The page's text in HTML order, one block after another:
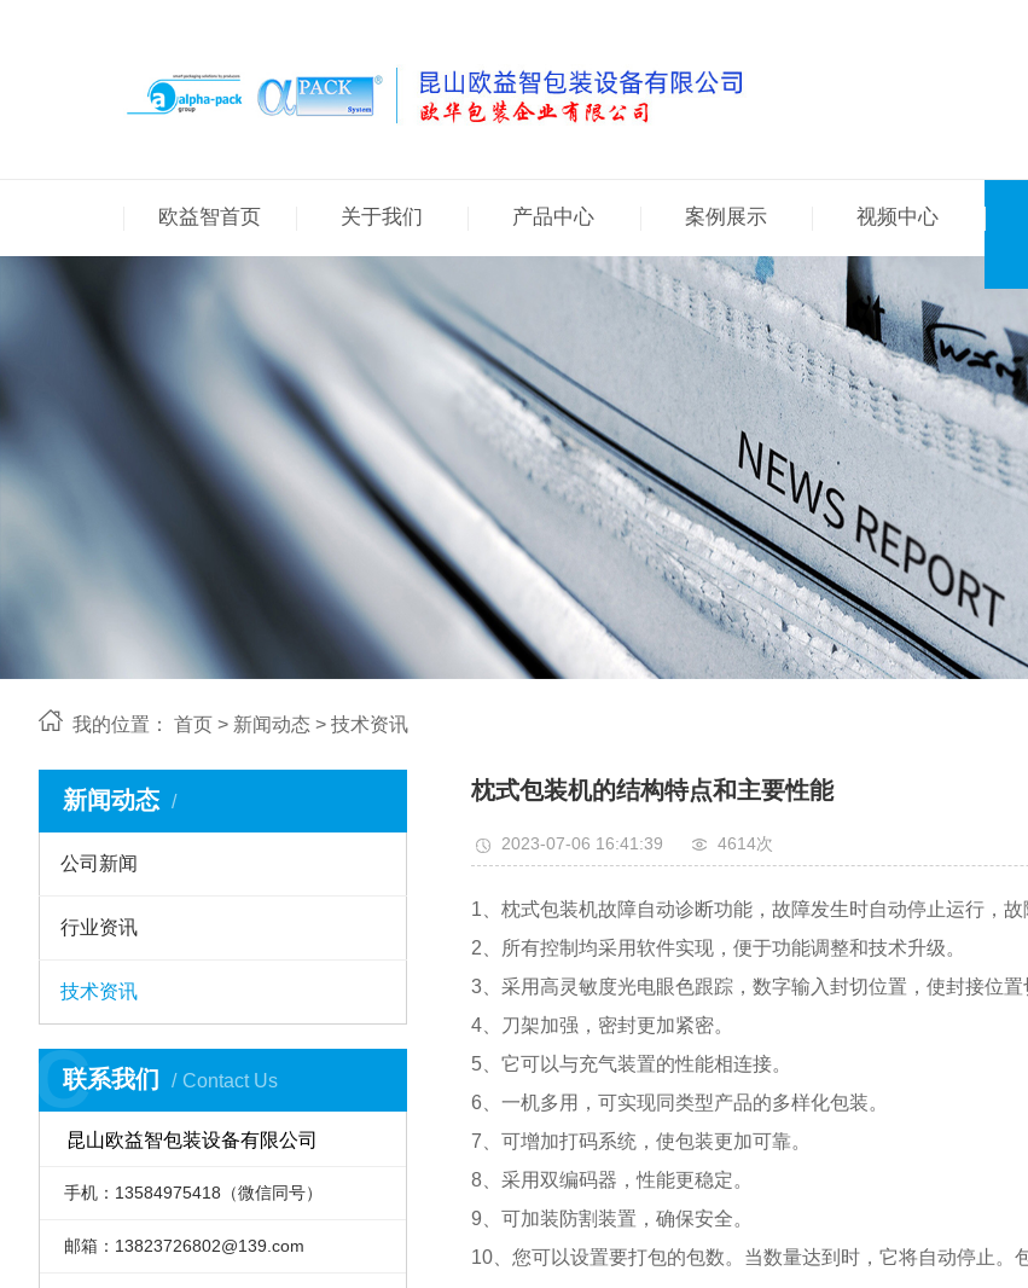
欧益智首页 关于我们 产品中心 案例展示 视频中心
我的位置： 首页 > 新闻动态 > 技术资讯
新闻动态
公司新闻
行业资讯
技术资讯
联系我们 Contact Us
C
昆山欧益智包装设备有限公司
手机：13584975418（微信同号）
邮箱：13823726802@139.com
枕式包装机的结构特点和主要性能
2023-07-06 16:41:39 4614次
1、枕式包装机故障自动诊断功能，故障发生时自动停止运行，故
2、所有控制均采用软件实现，便于功能调整和技术升级。
3、采用高灵敏度光电眼色跟踪，数字输入封切位置，使封接位置
4、刀架加强，密封更加紧密。
5、它可以与充气装置的性能相连接。
6、一机多用，可实现同类型产品的多样化包装。
7、可增加打码系统，使包装更加可靠。
8、采用双编码器，性能更稳定。
9、可加装防割装置，确保安全。
10、您可以设置要打包的包数。当数量达到时，它将自动停止。